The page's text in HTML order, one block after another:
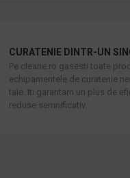
CURATENIE DINTR-UN
Pe cleane.ro gasesti toate
echipamentele de curatenie
tale. Iti garantam un plus de
reduse semnificativ.